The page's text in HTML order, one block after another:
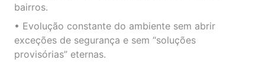
bairros.
• Evolução constante do ambiente sem abrir
exceções de segurança e sem “soluções
provisórias” eternas.